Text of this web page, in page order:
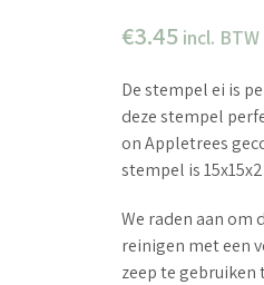
€3.45 incl. BTW
De stempel ei is
deze stempel
on Appletrees
stempel is
We raden aan om
reinigen met een
zeep te